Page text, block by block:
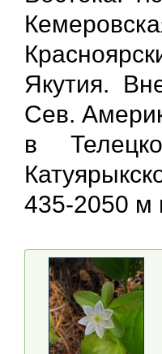
Якутия.
Сев.
в
435-2050 м